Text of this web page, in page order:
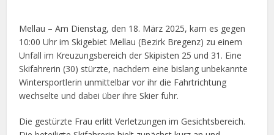
Mellau – Am Dienstag, den 18. März 2025, kam es gegen
10:00 Uhr im Skigebiet Mellau (Bezirk Bregenz) zu einem
Unfall im Kreuzungsbereich der Skipisten 25 und 31. Eine
Skifahrerin (30) stürzte, nachdem eine bislang unbekannte
Wintersportlerin unmittelbar vor ihr die Fahrtrichtung
wechselte und dabei über ihre Skier fuhr.
Die gestürzte Frau erlitt Verletzungen im Gesichtsbereich.